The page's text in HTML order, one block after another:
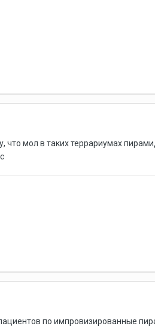
что мол в таких террариумах
по импровизированные